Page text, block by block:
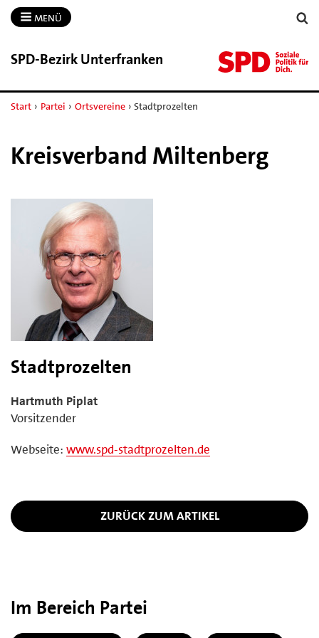
MENÜ
SPD-​Bezirk Unterfranken
Start › Partei › Ortsvereine › Stadtprozelten
Kreisverband Miltenberg
Stadtprozelten
Hartmuth Piplat
Vorsitzender
Webseite: www.spd-stadtprozelten.de
ZURÜCK ZUM ARTIKEL
Im Bereich Partei